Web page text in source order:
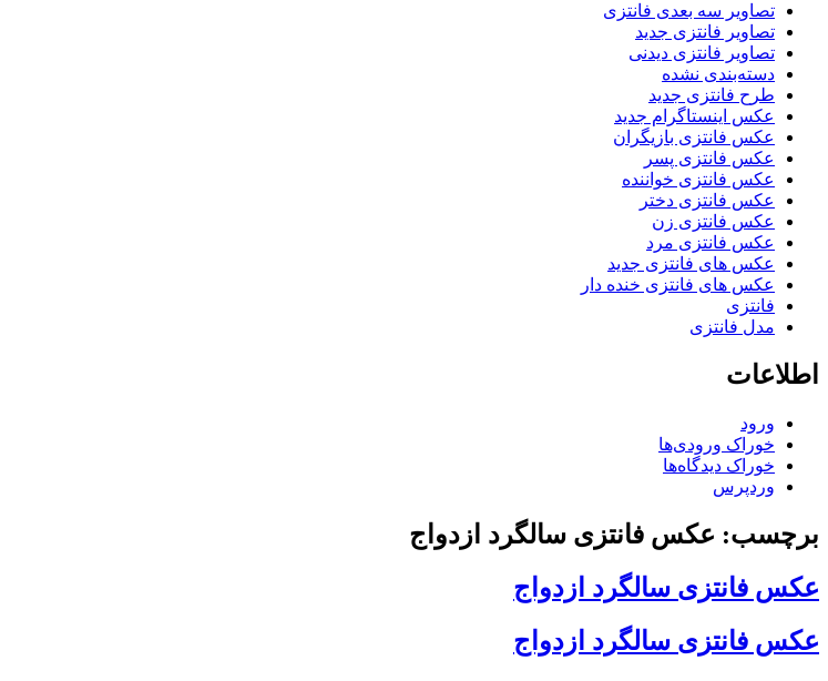
تصاویر سه بعدی فانتزی
تصاویر فانتزی جدید
تصاویر فانتزی دیدنی
دسته‌بندی نشده
طرح فانتزی جدید
عکس اینستاگرام جدید
عکس فانتزی بازیگران
عکس فانتزی پسر
عکس فانتزی خواننده
عکس فانتزی دختر
عکس فانتزی زن
عکس فانتزی مرد
عکس های فانتزی جدید
عکس های فانتزی خنده دار
فانتزی
مدل فانتزی
اطلاعات
ورود
خوراک ورودی‌ها
خوراک دیدگاه‌ها
وردپرس
برچسب: عکس فانتزی سالگرد ازدواج
عکس فانتزی سالگرد ازدواج
عکس فانتزی سالگرد ازدواج